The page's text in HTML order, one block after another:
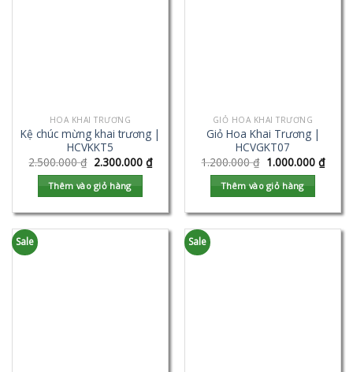
HOA KHAI TRƯƠNG
Kệ chúc mừng khai trương |
HCVKKT5
2.500.000₫ 2.300.000 ₫
Thêm vào giỏ hàng
GIỎ HOA KHAI TRƯƠNG
Giỏ Hoa Khai Trương |
HCVGKT07
1.200.000₫ 1.000.000 ₫
Thêm vào giỏ hàng
Sale Sale